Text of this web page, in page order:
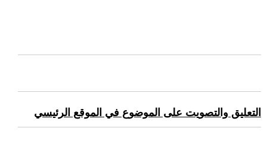
التعليق والتصويت على الموضوع في الموقع الرئيسي